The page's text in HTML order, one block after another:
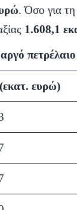
. Όσο για τη
1.608,1
ευρώ)